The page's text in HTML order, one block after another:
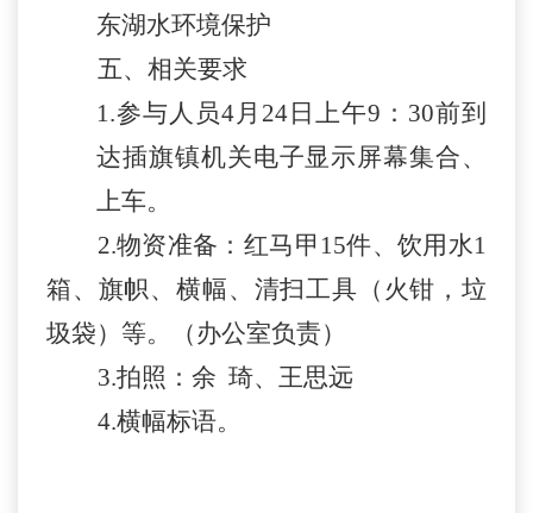
东湖水环境保护
五、 相关要求
1.参与人员4月24日上午9：30前到
达插旗镇机关电子显示屏幕集合、
上车。
2.物资准备：红马甲15件、饮用水1
箱、旗帜、横幅、清扫工具（火钳，垃
圾袋）等。（办公室负责）
3.拍照：余 琦、王思远
4.横幅标语。